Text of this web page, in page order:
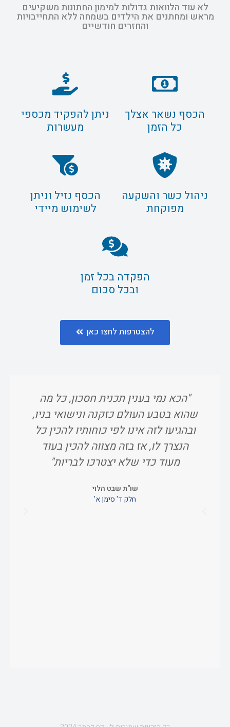
לא עוד הלוואות גדולות למימון החתונות משקיעים
מראש ומחתנים את הילדים בשמחה ללא התחייבויות
והחזרים חודשיים
הכסף נשאר אצלך
כל הזמן
ניתן להפקיד מכספי
מעשרות
ניהול כשר והשקעה
מפוקחת
הכסף נזיל וניתן
לשימוש מיידי
הפקדה בכל זמן
ובכל סכום
להצטרפות לחצו כאן
"הכא נמי בענין תכנית חסכון, כל מה
שהוא בטבע העולם כזקנה ונישואי בניו,
ובהגיעו לזה אינו לפי כוחותיו להכין כל
הנצרך לו, אז בזה מצווה להכין בעוד
מעוד כדי שלא יצטרכו לבריות"
שו"ת שבט הלוי
חלק ד' סימן א'